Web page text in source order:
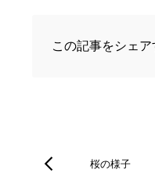
この記事をシェア
桜の様子